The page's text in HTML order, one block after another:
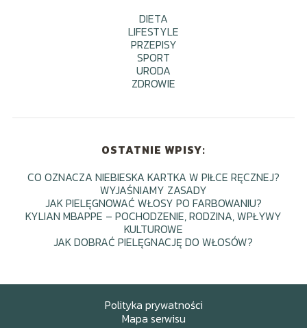
DIETA
LIFESTYLE
PRZEPISY
SPORT
URODA
ZDROWIE
OSTATNIE WPISY:
CO OZNACZA NIEBIESKA KARTKA W PIŁCE RĘCZNEJ?
WYJAŚNIAMY ZASADY
JAK PIELĘGNOWAĆ WŁOSY PO FARBOWANIU?
KYLIAN MBAPPE – POCHODZENIE, RODZINA, WPŁYWY
KULTUROWE
JAK DOBRAĆ PIELĘGNACJĘ DO WŁOSÓW?
Polityka prywatności
Mapa serwisu